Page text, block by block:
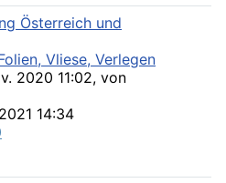
Österreich und
Vliese, Verlegen
2020 11:02, von
14:34